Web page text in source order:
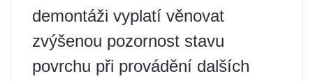
demontáži vyplatí věnovat
zvýšenou pozornost stavu
povrchu při provádění dalších